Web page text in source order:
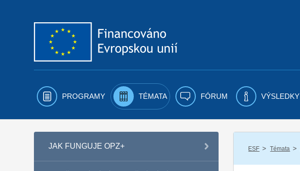
PROGRAMY TÉMATA FÓRUM VÝSLEDKY
JAK FUNGUJE OPZ+ ESF / Témata /